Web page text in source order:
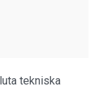
tekniska